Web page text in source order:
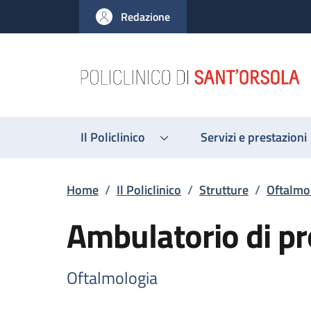
al contenuto principale
to footer content
Redazione
Il Policlinico Servizi e prestazioni
Briciole di pane
Home / Il Policlinico / Strutture /
Ambulatorio di
Oftalmologia